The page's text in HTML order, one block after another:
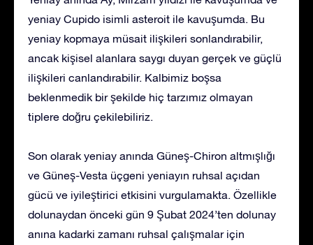
yeniay Cupido isimli asteroit ile kavuşumda. Bu
yeniay kopmaya müsait ilişkileri sonlandırabilir,
ancak kişisel alanlara saygı duyan gerçek ve güçlü
ilişkileri canlandırabilir. Kalbimiz boşsa
beklenmedik bir şekilde hiç tarzımız olmayan
tiplere doğru çekilebiliriz.
Son olarak yeniay anında Güneş-Chiron altmışlığı
ve Güneş-Vesta üçgeni yeniayın ruhsal açıdan
gücü ve iyileştirici etkisini vurgulamakta. Özellikle
dolunaydan önceki gün 9 Şubat 2024’ten dolunay
anına kadarki zamanı ruhsal çalışmalar için